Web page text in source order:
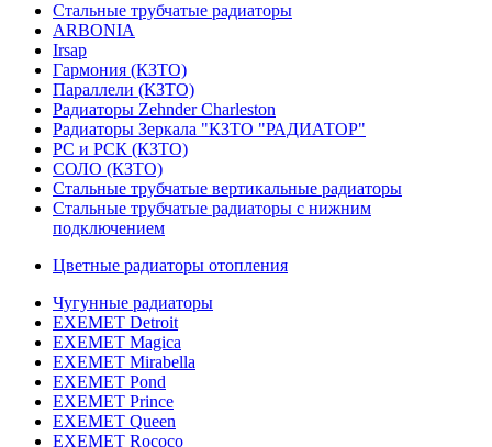
Стальные трубчатые радиаторы
ARBONIA
Irsap
Гармония (КЗТО)
Параллели (КЗТО)
Радиаторы Zehnder Charleston
Радиаторы Зеркала "КЗТО "РАДИАТОР"
РС и РСК (КЗТО)
СОЛО (КЗТО)
Стальные трубчатые вертикальные радиаторы
Стальные трубчатые радиаторы с нижним
подключением
Цветные радиаторы отопления
Чугунные радиаторы
EXEMET Detroit
EXEMET Magica
EXEMET Mirabella
EXEMET Pond
EXEMET Prince
EXEMET Queen
EXEMET Rococo